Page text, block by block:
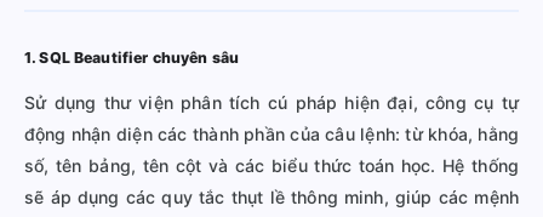
1. SQL Beautifier chuyên sâu
Sử dụng thư viện phân tích cú pháp hiện đại, công cụ tự
động nhận diện các thành phần của câu lệnh: từ khóa, hằng
số, tên bảng, tên cột và các biểu thức toán học. Hệ thống
sẽ áp dụng các quy tắc thụt lề thông minh, giúp các mệnh